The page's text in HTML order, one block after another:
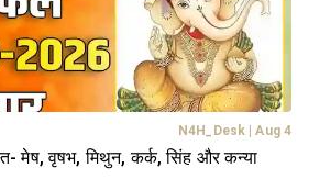
N4H_Desk Aug 4
मेष, वृषभ, मिथुन, कर्क, सिंह और कन्या